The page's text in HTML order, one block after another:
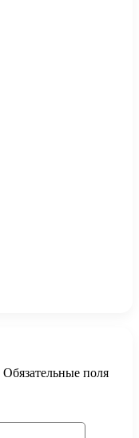
Обязательные поля